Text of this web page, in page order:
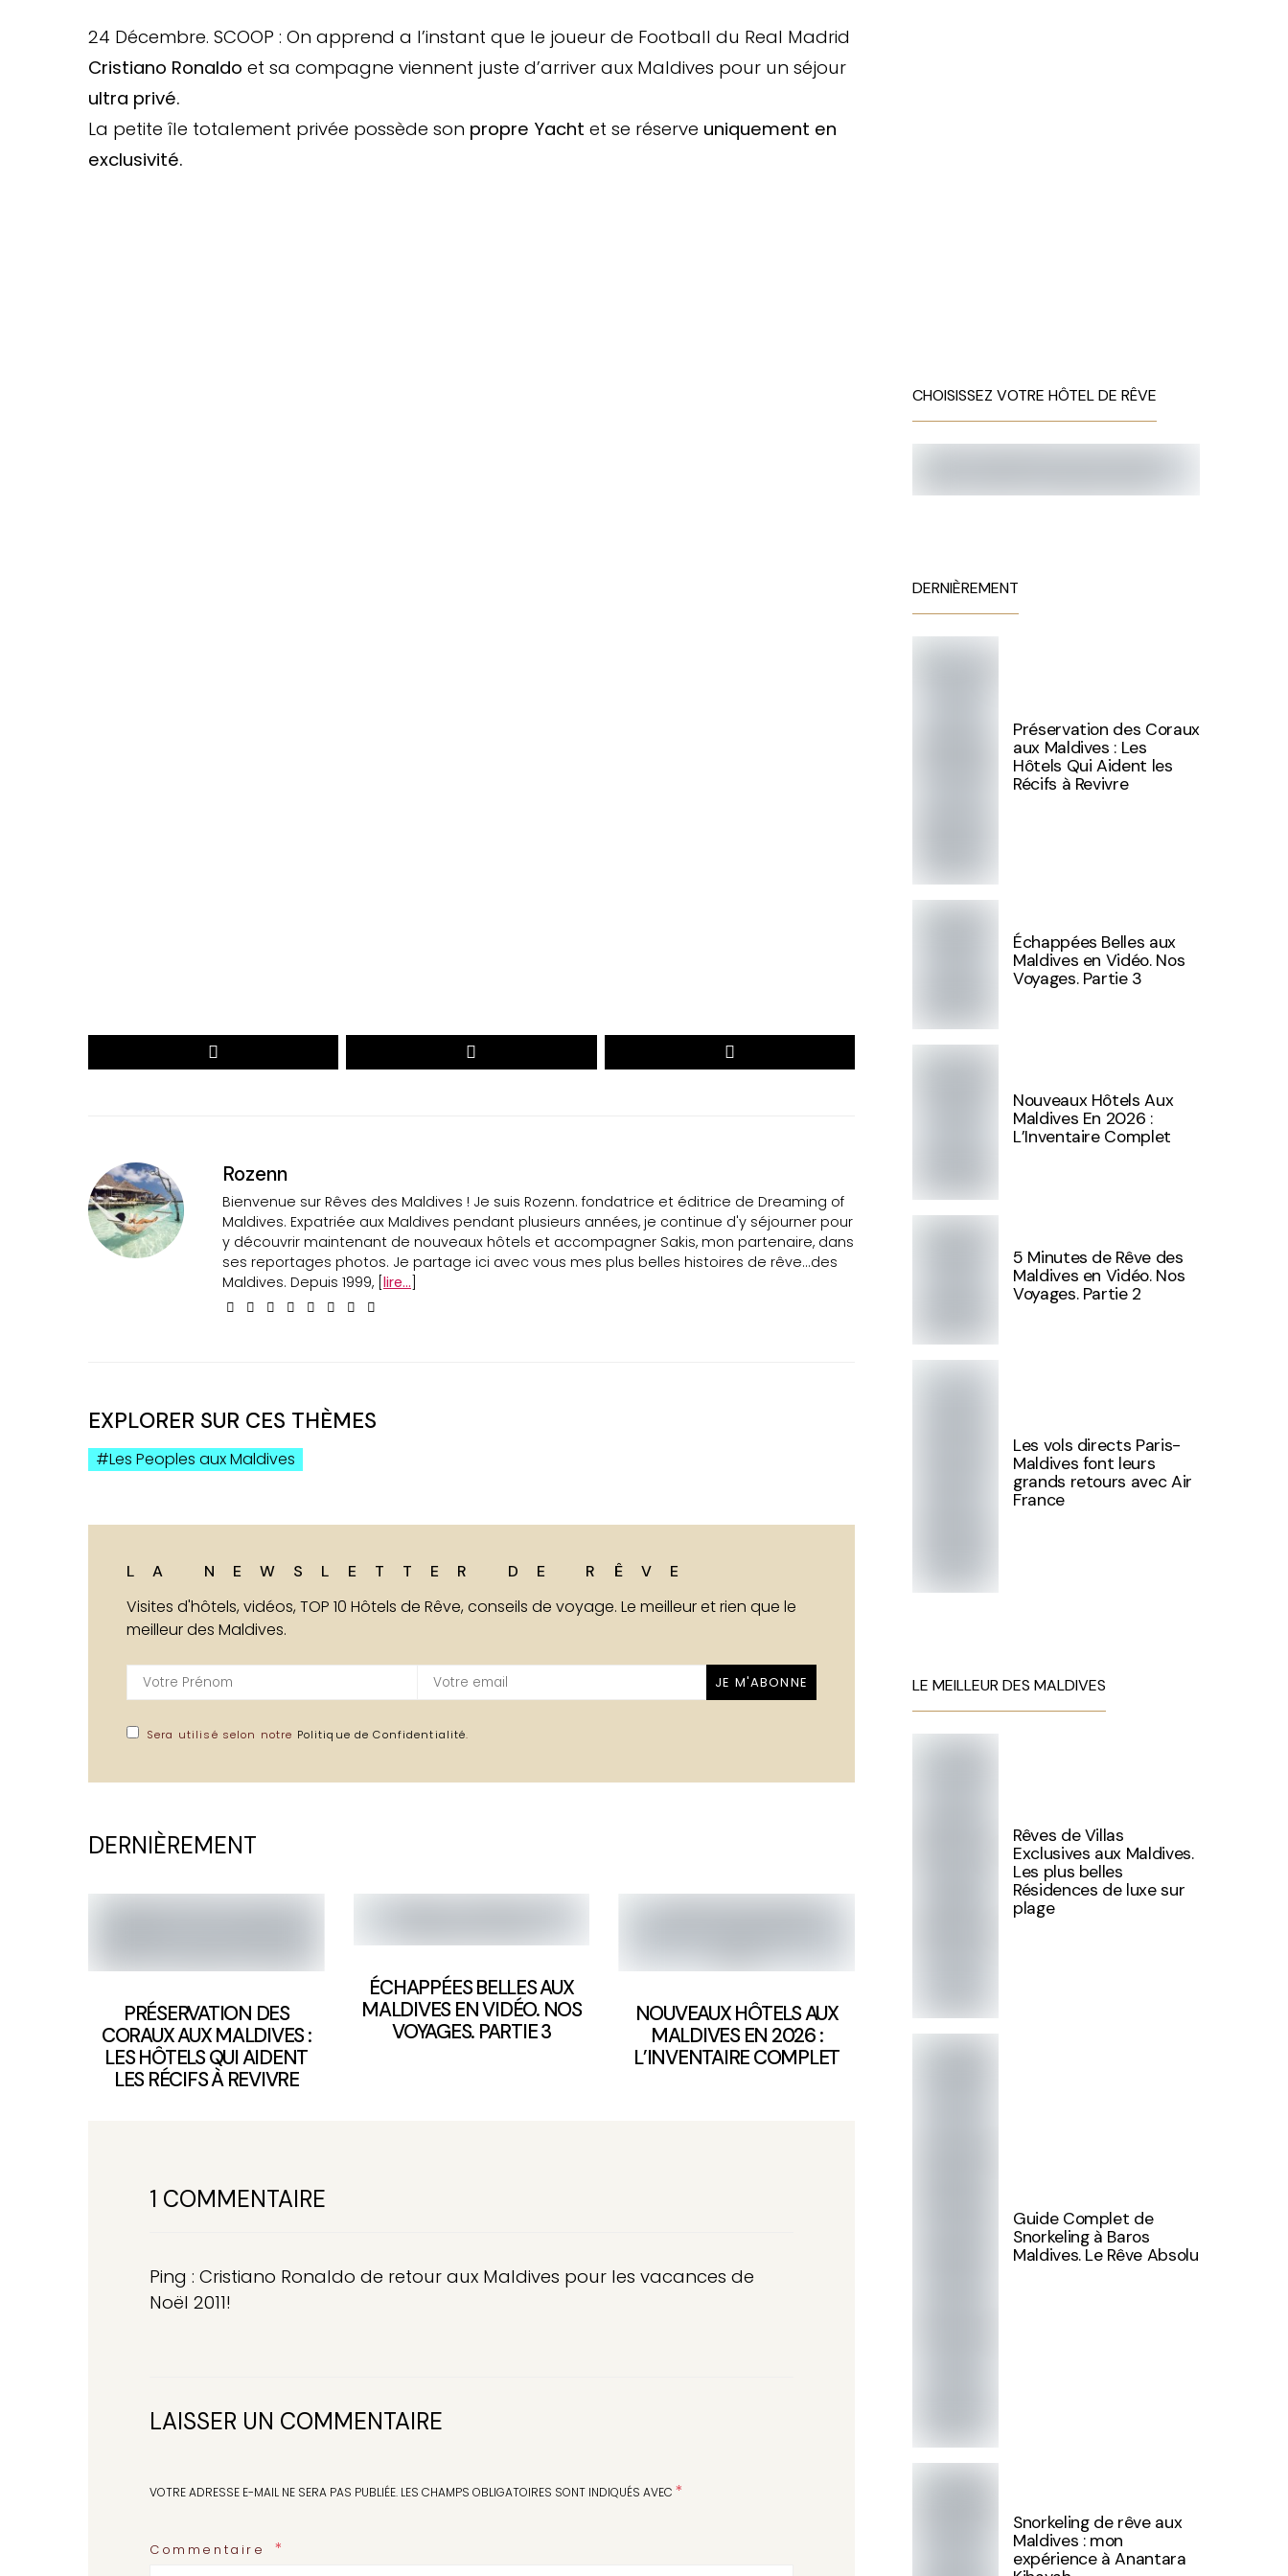
24 Décembre. SCOOP : On apprend a l’instant que le joueur de Football du Real Madrid
Cristiano Ronaldo et sa compagne viennent juste d’arriver aux Maldives pour un séjour
ultra privé.
La petite île totalement privée possède son propre Yacht et se réserve uniquement en
exclusivité.
Rozenn
Bienvenue sur Rêves des Maldives ! Je suis Rozenn. fondatrice et éditrice de Dreaming of
Maldives. Expatriée aux Maldives pendant plusieurs années, je continue d'y séjourner pour
y découvrir maintenant de nouveaux hôtels et accompagner Sakis, mon partenaire, dans
ses reportages photos. Je partage ici avec vous mes plus belles histoires de rêve...des
Maldives. Depuis 1999, [ lire...
EXPLORER SUR CES THÈMES
Les Peoples aux Maldives
LA NEWSLETTER DE RÊVE
Visites d'hôtels, vidéos, TOP 10 Hôtels de Rêve, conseils de voyage. Le meilleur et rien que le
meilleur des Maldives.
JE M'ABONNE
Sera utilisé selon notre Politique de Confidentialité.
DERNIÈREMENT
PRÉSERVATION DES
CORAUX AUX MALDIVES :
LES HÔTELS QUI AIDENT
LES RÉCIFS À REVIVRE
ÉCHAPPÉES BELLES AUX
MALDIVES EN VIDÉO. NOS
VOYAGES. PARTIE 3
NOUVEAUX HÔTELS AUX
MALDIVES EN 2026 :
L’INVENTAIRE COMPLET
1 COMMENTAIRE
Ping : Cristiano Ronaldo de retour aux Maldives pour les vacances de
Noël 2011!
LAISSER UN COMMENTAIRE
VOTRE ADRESSE E-MAIL NE SERA PAS PUBLIÉE. LES CHAMPS OBLIGATOIRES SONT INDIQUÉS AVEC *
Commentaire
CHOISISSEZ VOTRE HÔTEL DE RÊVE
DERNIÈREMENT
Préservation des Coraux
aux Maldives : Les
Hôtels Qui Aident les
Récifs à Revivre
Échappées Belles aux
Maldives en Vidéo. Nos
Voyages. Partie 3
Nouveaux Hôtels Aux
Maldives En 2026 :
L’Inventaire Complet
5 Minutes de Rêve des
Maldives en Vidéo. Nos
Voyages. Partie 2
Les vols directs Paris-
Maldives font leurs
grands retours avec Air
France
LE MEILLEUR DES MALDIVES
Rêves de Villas
Exclusives aux Maldives.
Les plus belles
Résidences de luxe sur
plage
Guide Complet de
Snorkeling à Baros
Maldives. Le Rêve Absolu
Snorkeling de rêve aux
Maldives : mon
expérience à Anantara